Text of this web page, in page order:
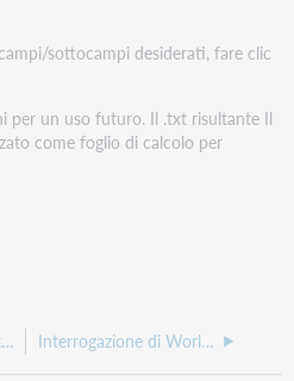
sottocampi desiderati, fare clic
per un uso futuro. Il .txt risultante Il
come foglio di calcolo per
Creazione di un report sulle aziende locali utilizzando le raccolte di query Interrogazione di WorldCat per ottenere i record dei titoli CONTENTdm